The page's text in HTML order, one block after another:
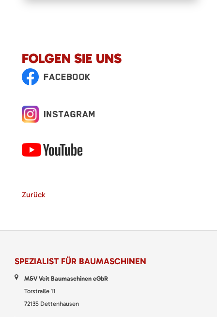
FOLGEN SIE UNS
Zurück
SPEZIALIST FÜR BAUMASCHINEN
M&V Veit Baumaschinen eGbR
Torstraße 11
72135 Dettenhausen